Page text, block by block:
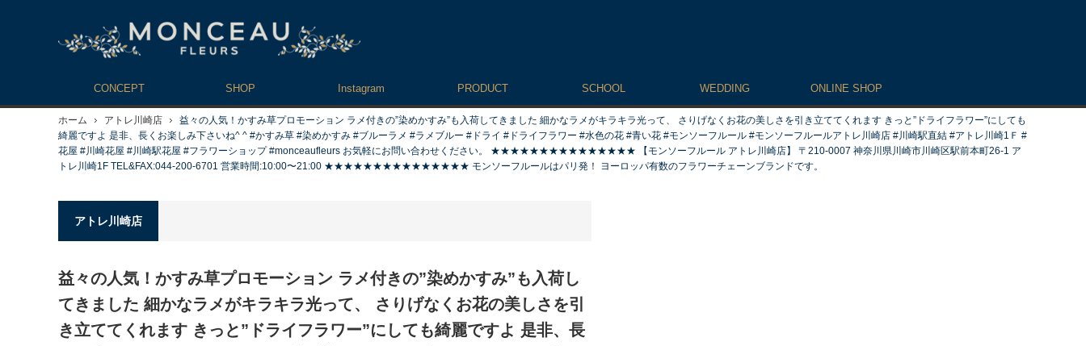
CONCEPT SHOP Instagram PRODUCT SCHOOL WEDDING ONLINE SHOP
ホーム アトレ川崎店
益々の人気！かすみ草プロモーション ラメ付きの”染めかすみ”も入荷してきました 細かなラメがキラキラ光って、 さりげなくお花の美しさを引き立ててくれます きっと”ドライフラワー”にしても
綺麗ですよ 是非、長くお楽しみ下さいね^ ^ #かすみ草 #染めかすみ #ブルーラメ #ラメブルー #ドライ #ドライフラワー #水色の花 #青い花 #モンソーフルール #モンソーフルールアトレ川崎店 #川崎駅直結 #アトレ川崎1Ｆ #
花屋 #川崎花屋 #川崎駅花屋 #フラワーショップ #monceaufleurs お気軽にお問い合わせください。 ★★★★★★★★★★★★★★★ 【モンソーフルール アトレ川崎店】 〒210-0007 神奈川県川崎市川崎区駅前本町26-1 ア
トレ川崎1F TEL&FAX:044-200-6701 営業時間:10:00〜21:00 ★★★★★★★★★★★★★★★ モンソーフルールはパリ発！ ヨーロッパ有数のフラワーチェーンブランドです。
アトレ川崎店
益々の人気！かすみ草プロモーション ラメ付きの”染めかすみ”も入荷し
てきました 細かなラメがキラキラ光って、 さりげなくお花の美しさを引
き立ててくれます きっと”ドライフラワー”にしても綺麗ですよ 是非、長